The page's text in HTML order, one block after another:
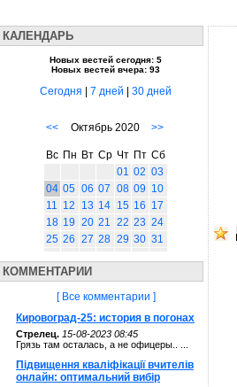
КАЛЕНДАРЬ
Новых вестей сегодня: 5
Новых вестей вчера: 93
Сегодня 7 дней 30 дней
<< Октябрь 2020 >>
Вс Пн Вт Ср Чт Пт Сб
01 02 03
04 05 06 07 08 09 10
11 12 13 14 15 16 17
18 19 20 21 22 23 24
25 26 27 28 29 30 31
КОММЕНТАРИИ
[ Все комментарии ]
Кировоград-25: история в погонах
Стрелец. 15-08-2023 08:45
Грязь там осталась, а не офицеры.. ...
Підвищення кваліфікації вчителів
онлайн: оптимальний вибір